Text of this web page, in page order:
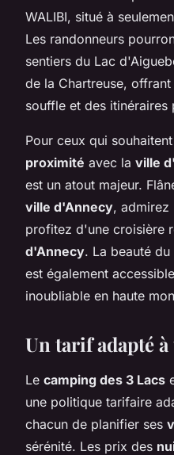
WALIBI, situé à
Les randonneurs
sentiers du Lac
de la Chartreuse,
souffle et des itinéraires
Pour ceux qui
proximité avec la ville
est un atout majeur.
ville d'Annecy, admirez
profitez d'une croisière
d'Annecy. La beauté
est également
inoubliable en haute
Un tarif adapté
Le camping des 3 Lacs
une politique tarifaire
chacun de planifier ses
sérénité. Les prix des